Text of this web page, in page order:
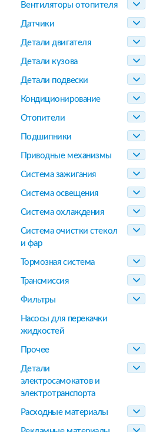
Вентиляторы отопителя
Датчики
Детали двигателя
Детали кузова
Детали подвески
Кондиционирование
Отопители
Подшипники
Приводные механизмы
Система зажигания
Система освещения
Система охлаждения
Система очистки стекол
и фар
Тормозная система
Трансмиссия
Фильтры
Насосы для перекачки
жидкостей
Прочее
Детали
электросамокатов и
электротранспорта
Расходные материалы